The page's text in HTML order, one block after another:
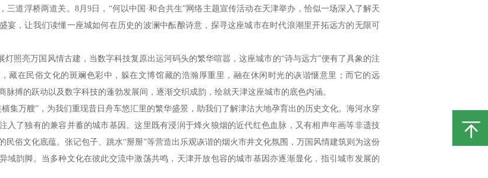
三道浮桥两道关。8月9日，“何以中国·和合共生”网络主题宣传活动在天津举办，恰似一场深入了解天
宴，让我们读懂一座城如何在历史的波澜中酝酿诗意，探寻这座城市在时代浪潮里开拓远方的无限可
灯照亮万国风情古建，当数字科技复原出运河码头的繁华喧嚣，这座城市的“诗与远方”便有了具象的注
藏在民俗文化的斑斓色彩中，躲在文博馆藏的浩瀚厚重里，融在休闲时光的诙谐惬意里；而它的远
脉搏的跃动以及数字科技的蓬勃发展间，逐渐交织成韵，绘就天津这座城市的底色内涵。
集万艘”，为我们重现昔日舟车悠汇里的繁华盛景，助我们了解津沽大地孕育出的历史文化。海河水穿
入了独有的兼容并蓄的城市基因。这里既有浸润于烽火狼烟的近代红色血脉，又有相声年画等非遗技
民俗文化底蕴。张记包子、跳水“掰掰”等营造出乐观诙谐的烟火市井文化氛围，万国风情建筑则为这份
域韵脚。当多种文化在彼此交流中激荡共鸣，天津开放包容的城市基因亦逐渐显化，指引城市发展的